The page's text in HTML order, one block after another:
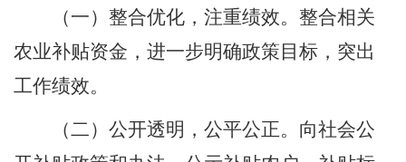
（一）整合优化，注重绩效。 整合相关
农业补贴资金，进一步明确政策目标，突出
工作绩效。
（二）公开透明，公平公正。 向社会公